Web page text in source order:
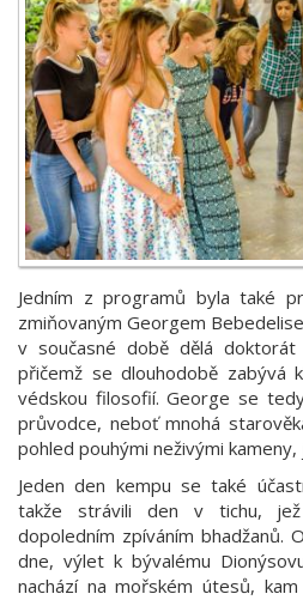
Jedním z programů byla také
zmiňovaným Georgem
v současné době dělá
přičemž se dlouhodobě zabývá
védskou filosofií. George se
průvodce, neboť mnohá
pohled pouhými neživými
Jeden den kempu se také
takže strávili den v tichu,
dopoledním zpíváním bhadžanů.
dne, výlet k bývalému
nachází na mořském útesů,